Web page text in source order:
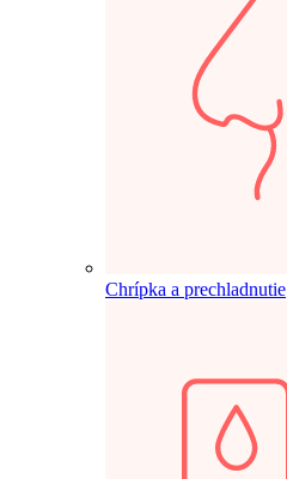
Chrípka a prechladnutie